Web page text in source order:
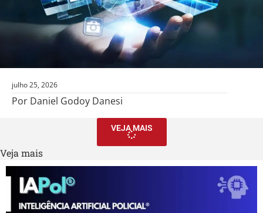
julho 25, 2026
Por Daniel Godoy Danesi
VEJA MAIS
Veja mais